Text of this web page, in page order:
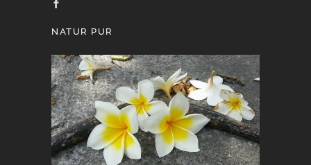
NATUR PUR